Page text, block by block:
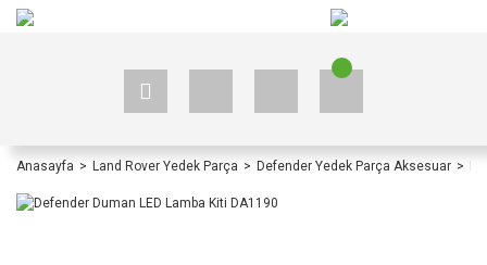
Anasayfa Land Rover Yedek Parça Defender Yedek Parça Aksesuar